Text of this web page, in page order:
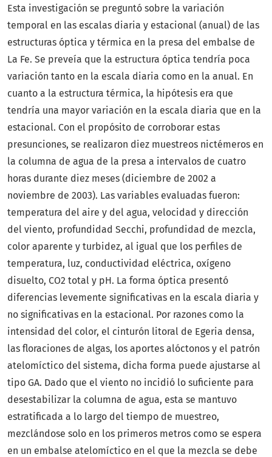
Esta investigación se preguntó sobre la variación
temporal en las escalas diaria y estacional (anual) de las
estructuras óptica y térmica en la presa del embalse de
La Fe. Se preveía que la estructura óptica tendría poca
variación tanto en la escala diaria como en la anual. En
cuanto a la estructura térmica, la hipótesis era que
tendría una mayor variación en la escala diaria que en la
estacional. Con el propósito de corroborar estas
presunciones, se realizaron diez muestreos nictémeros en
la columna de agua de la presa a intervalos de cuatro
horas durante diez meses (diciembre de 2002 a
noviembre de 2003). Las variables evaluadas fueron:
temperatura del aire y del agua, velocidad y dirección
del viento, profundidad Secchi, profundidad de mezcla,
color aparente y turbidez, al igual que los perfiles de
temperatura, luz, conductividad eléctrica, oxígeno
disuelto, CO2 total y pH. La forma óptica presentó
diferencias levemente significativas en la escala diaria y
no significativas en la estacional. Por razones como la
intensidad del color, el cinturón litoral de Egeria densa,
las floraciones de algas, los aportes alóctonos y el patrón
atelomíctico del sistema, dicha forma puede ajustarse al
tipo GA. Dado que el viento no incidió lo suficiente para
desestabilizar la columna de agua, esta se mantuvo
estratificada a lo largo del tiempo de muestreo,
mezclándose solo en los primeros metros como se espera
en un embalse atelomíctico en el que la mezcla se debe